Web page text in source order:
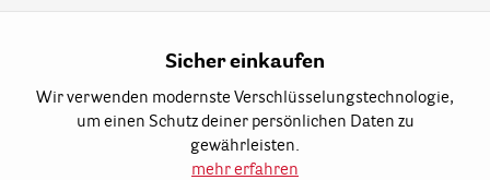
Sicher einkaufen
Wir verwenden modernste Verschlüsselungstechnologie,
um einen Schutz deiner persönlichen Daten zu
gewährleisten.
mehr erfahren